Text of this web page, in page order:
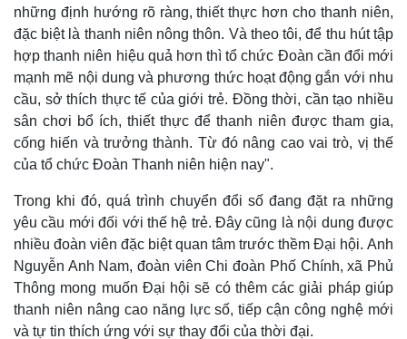
những định hướng rõ ràng, thiết thực hơn cho thanh niên,
đặc biệt là thanh niên nông thôn. Và theo tôi, để thu hút tập
hợp thanh niên hiệu quả hơn thì tổ chức Đoàn cần đổi mới
mạnh mẽ nội dung và phương thức hoạt động gắn với nhu
cầu, sở thích thực tế của giới trẻ. Đồng thời, cần tạo nhiều
sân chơi bổ ích, thiết thực để thanh niên được tham gia,
cống hiến và trưởng thành. Từ đó nâng cao vai trò, vị thế
của tổ chức Đoàn Thanh niên hiện nay".
Trong khi đó, quá trình chuyển đổi số đang đặt ra những
yêu cầu mới đối với thế hệ trẻ. Đây cũng là nội dung được
nhiều đoàn viên đặc biệt quan tâm trước thềm Đại hội. Anh
Nguyễn Anh Nam, đoàn viên Chi đoàn Phố Chính, xã Phủ
Thông mong muốn Đại hội sẽ có thêm các giải pháp giúp
thanh niên nâng cao năng lực số, tiếp cận công nghệ mới
và tự tin thích ứng với sự thay đổi của thời đại.